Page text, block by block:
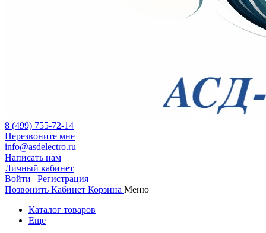
8 (499) 755-72-14
Перезвоните мне
info@asdelectro.ru
Написать нам
Личный кабинет
Войти | Регистрация
Позвонить Кабинет Корзина Меню
Каталог товаров
Еще